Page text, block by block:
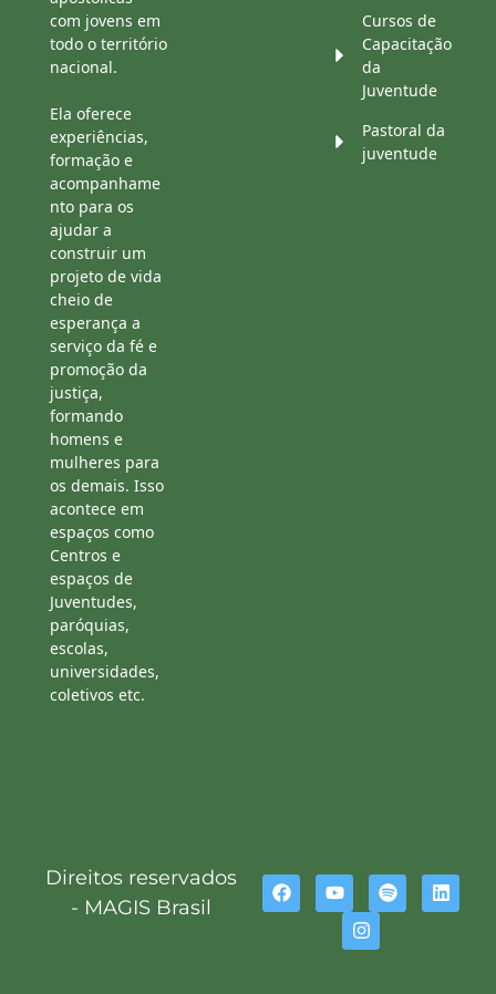
com jovens em
todo o território
nacional.
Ela oferece
experiências,
formação e
acompanhame
nto para os
ajudar a
construir um
projeto de vida
cheio de
esperança a
serviço da fé e
promoção da
justiça,
formando
homens e
mulheres para
os demais. Isso
acontece em
espaços como
Centros e
espaços de
Juventudes,
paróquias,
escolas,
universidades,
coletivos etc.
Cursos de
Capacitação
da
Juventude
Pastoral da
juventude
Direitos reservados
- MAGIS Brasil